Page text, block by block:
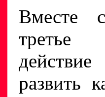
Вместе
третье
развить